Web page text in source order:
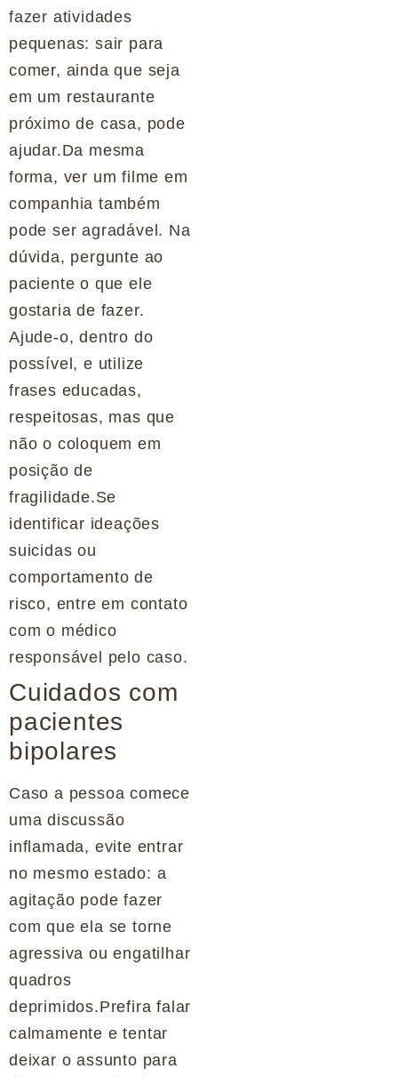
fazer atividades
pequenas: sair para
comer, ainda que seja
em um restaurante
próximo de casa, pode
ajudar.Da mesma
forma, ver um filme em
companhia também
pode ser agradável. Na
dúvida, pergunte ao
paciente o que ele
gostaria de fazer.
Ajude-o, dentro do
possível, e utilize
frases educadas,
respeitosas, mas que
não o coloquem em
posição de
fragilidade.Se
identificar ideações
suicidas ou
comportamento de
risco, entre em contato
com o médico
responsável pelo caso.
Cuidados com
pacientes
bipolares
Caso a pessoa comece
uma discussão
inflamada, evite entrar
no mesmo estado: a
agitação pode fazer
com que ela se torne
agressiva ou engatilhar
quadros
deprimidos.Prefira falar
calmamente e tentar
deixar o assunto para